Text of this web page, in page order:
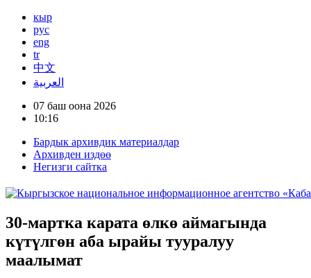
кыр
рус
eng
tr
中文
العربية
07 баш оона 2026
10:16
Бардык архивдик материалдар
Архивден издөө
Негизги сайтка
30-мартка карата өлкө аймагында
күтүлгөн аба ырайы тууралуу
маалымат